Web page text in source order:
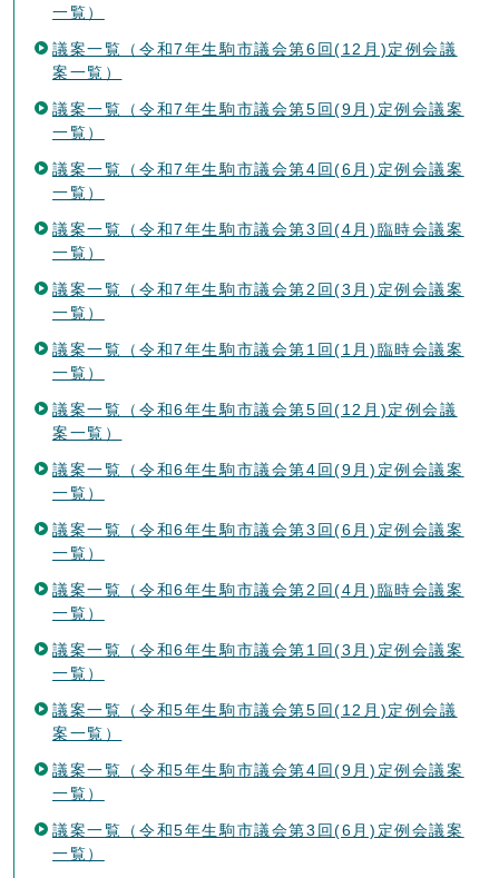
一覧）
議案一覧（令和7年生駒市議会第6回(12月)定例会議
案一覧）
議案一覧（令和7年生駒市議会第5回(9月)定例会議案
一覧）
議案一覧（令和7年生駒市議会第4回(6月)定例会議案
一覧）
議案一覧（令和7年生駒市議会第3回(4月)臨時会議案
一覧）
議案一覧（令和7年生駒市議会第2回(3月)定例会議案
一覧）
議案一覧（令和7年生駒市議会第1回(1月)臨時会議案
一覧）
議案一覧（令和6年生駒市議会第5回(12月)定例会議
案一覧）
議案一覧（令和6年生駒市議会第4回(9月)定例会議案
一覧）
議案一覧（令和6年生駒市議会第3回(6月)定例会議案
一覧）
議案一覧（令和6年生駒市議会第2回(4月)臨時会議案
一覧）
議案一覧（令和6年生駒市議会第1回(3月)定例会議案
一覧）
議案一覧（令和5年生駒市議会第5回(12月)定例会議
案一覧）
議案一覧（令和5年生駒市議会第4回(9月)定例会議案
一覧）
議案一覧（令和5年生駒市議会第3回(6月)定例会議案
一覧）